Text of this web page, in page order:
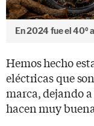
En 2024 fue el 40º
Hemos hecho
eléctricas que
marca, dejando
hacen muy